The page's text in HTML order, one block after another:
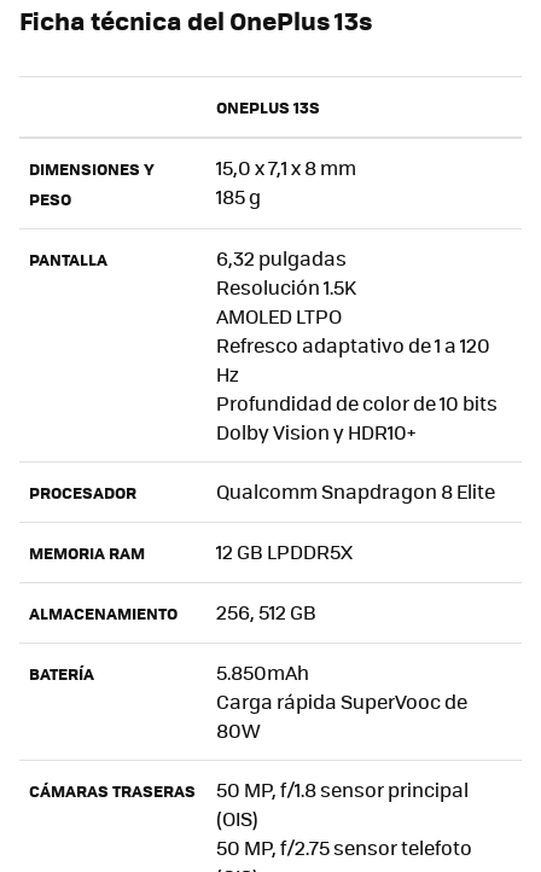
Ficha técnica del OnePlus 13s
ONEPLUS 13S
DIMENSIONES Y
PESO
15,0 x 7,1 x 8 mm
185 g
PANTALLA
6,32 pulgadas
Resolución 1.5K
AMOLED LTPO
Refresco adaptativo de 1 a 120
Hz
Profundidad de color de 10 bits
Dolby Vision y HDR10+
PROCESADOR Qualcomm Snapdragon 8 Elite
MEMORIA RAM 12 GB LPDDR5X
ALMACENAMIENTO 256, 512 GB
BATERÍA
5.850mAh
Carga rápida SuperVooc de
80W
CÁMARAS TRASERAS
50 MP, f/1.8 sensor principal
(OIS)
50 MP, f/2.75 sensor telefoto